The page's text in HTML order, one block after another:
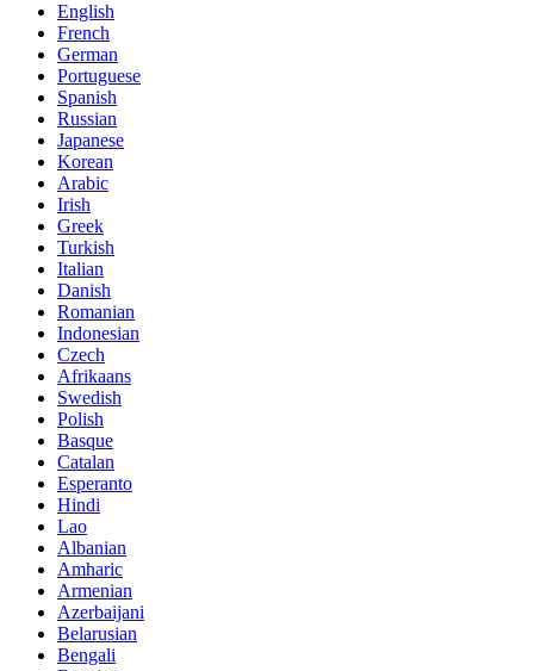
English
French
German
Portuguese
Spanish
Russian
Japanese
Korean
Arabic
Irish
Greek
Turkish
Italian
Danish
Romanian
Indonesian
Czech
Afrikaans
Swedish
Polish
Basque
Catalan
Esperanto
Hindi
Lao
Albanian
Amharic
Armenian
Azerbaijani
Belarusian
Bengali